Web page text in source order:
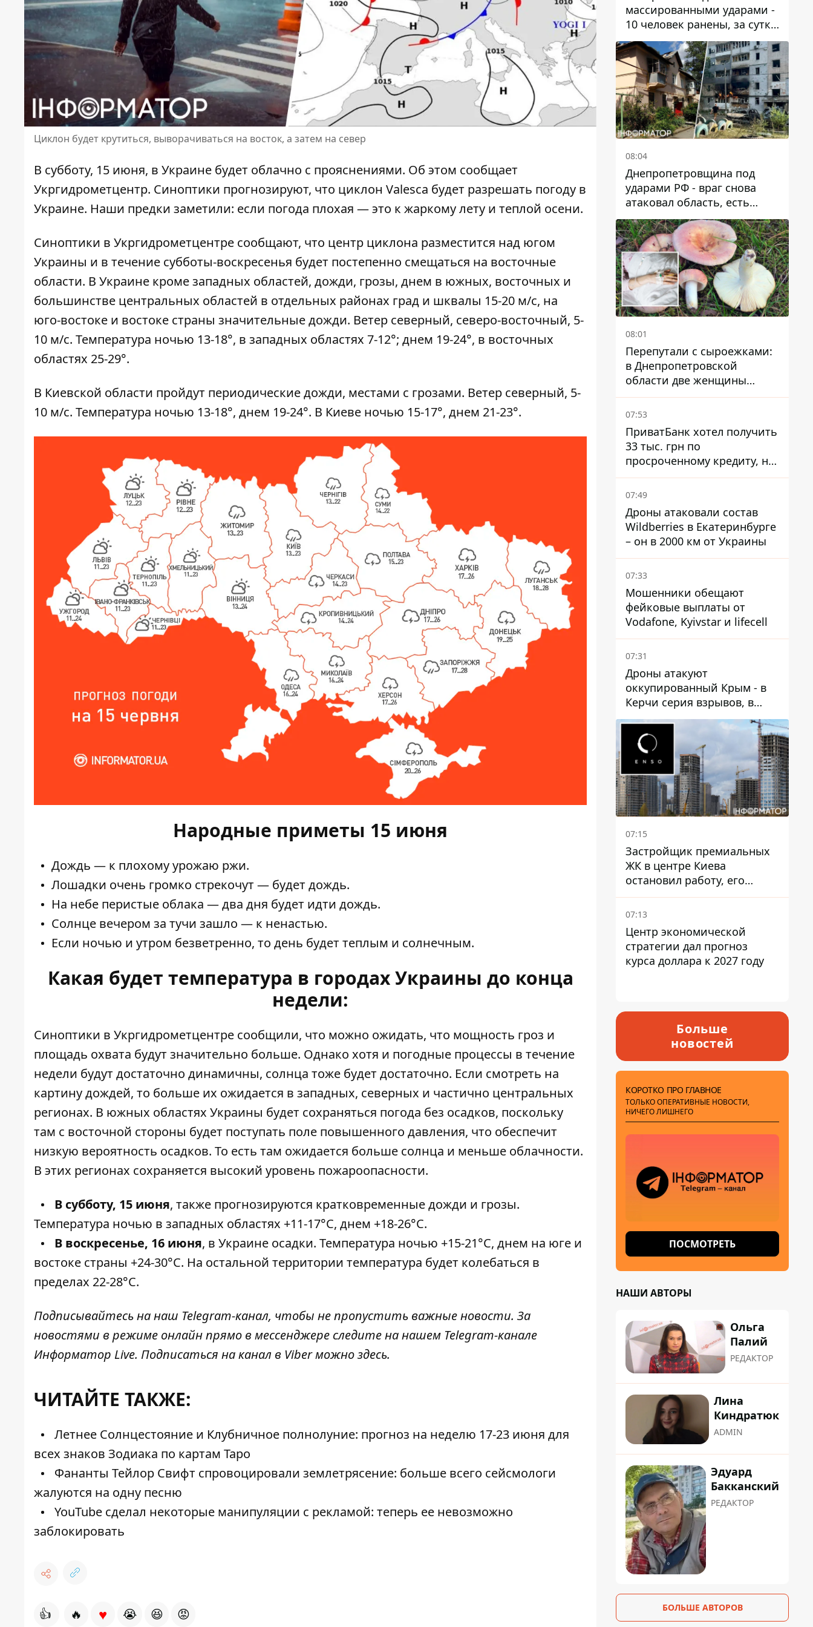
Циклон будет крутиться, выворачиваться на восток, а затем на север
В субботу, 15 июня, в Украине будет облачно с прояснениями. Об этом сообщает
Укргидрометцентр. Синоптики прогнозируют, что циклон Valesca будет разрешать погоду в
Украине. Наши предки заметили: если погода плохая — это к жаркому лету и теплой осени.
Синоптики в Укргидрометцентре сообщают, что центр циклона разместится над югом
Украины и в течение субботы-воскресенья будет постепенно смещаться на восточные
области. В Украине кроме западных областей, дожди, грозы, днем ​​в южных, восточных и
большинстве центральных областей в отдельных районах град и шквалы 15-20 м/с, на
юго-востоке и востоке страны значительные дожди. Ветер северный, северо-восточный, 5-
10 м/с. Температура ночью 13-18°, в западных областях 7-12°; днем 19-24°, в восточных
областях 25-29°.
В Киевской области пройдут периодические дожди, местами с грозами. Ветер северный, 5-
10 м/с. Температура ночью 13-18°, днем ​​19-24°. В Киеве ночью 15-17°, днем ​​21-23°.
Народные приметы 15 июня
Дождь — к плохому урожаю ржи.
Лошадки очень громко стрекочут — будет дождь.
На небе перистые облака — два дня будет идти дождь.
Солнце вечером за тучи зашло — к ненастью.
Если ночью и утром безветренно, то день будет теплым и солнечным.
Какая будет температура в городах Украины до конца
недели:
Синоптики в Укргидрометцентре сообщили, что можно ожидать, что мощность гроз и
площадь охвата будут значительно больше. Однако хотя и погодные процессы в течение
недели будут достаточно динамичны, солнца тоже будет достаточно. Если смотреть на
картину дождей, то больше их ожидается в западных, северных и частично центральных
регионах. В южных областях Украины будет сохраняться погода без осадков, поскольку
там с восточной стороны будет поступать поле повышенного давления, что обеспечит
низкую вероятность осадков. То есть там ожидается больше солнца и меньше облачности.
В этих регионах сохраняется высокий уровень пожароопасности.
В субботу, 15 июня, также прогнозируются кратковременные дожди и грозы.
Температура ночью в западных областях +11-17°C, днем ​​+18-26°C.
В воскресенье, 16 июня, в Украине осадки. Температура ночью +15-21°C, днем ​​на юге и
востоке страны +24-30°C. На остальной территории температура будет колебаться в
пределах 22-28°C.
Подписывайтесь на наш Telegram-канал, чтобы не пропустить важные новости. За
новостями в режиме онлайн прямо в мессенджере следите на нашем Telegram-канале
Информатор Live. Подписаться на канал в Viber можноздесь.
ЧИТАЙТЕ ТАКЖЕ:
Летнее Солнцестояние и Клубничное полнолуние: прогноз на неделю 17-23 июня для
всех знаков Зодиака по картам Таро
Фананты Тейлор Свифт спровоцировали землетрясение: больше всего сейсмологи
жалуются на одну песню
YouTube сделал некоторые манипуляции с рекламой: теперь ее невозможно
заблокировать
👍 🔥 ♥ 😭 😆 😡
массированными ударами -
10 человек ранены, за сутки
тысячи атак
08:04
Днепропетровщина под
ударами РФ - враг снова
атаковал область, есть
разрушения и пожары
08:01
Перепутали с сыроежками:
в Днепропетровской
области две женщины
отравились грибами
07:53
ПриватБанк хотел получить
33 тыс. грн по
просроченному кредиту, но
суд взыскал с должницы
только 22 тыс. грн
07:49
Дроны атаковали состав
Wildberries в Екатеринбурге
– он в 2000 км от Украины
07:33
Мошенники обещают
фейковые выплаты от
Vodafone, Kyivstar и lifecell
07:31
Дроны атакуют
оккупированный Крым - в
Керчи серия взрывов, в
Феодосии пожар
07:15
Застройщик премиальных
ЖК в центре Киева
остановил работу, его
руководители сбежали из
Украины - Bihus.info
07:13
Центр экономической
стратегии дал прогноз
курса доллара к 2027 году
Больше
новостей
КОРОТКО ПРО ГЛАВНОЕ
ТОЛЬКО ОПЕРАТИВНЫЕ НОВОСТИ,
НИЧЕГО ЛИШНЕГО
ПОСМОТРЕТЬ
НАШИ АВТОРЫ
Ольга
Палий
РЕДАКТОР
Лина
Киндратюк
ADMIN
Эдуард
Бакканский
РЕДАКТОР
БОЛЬШЕ АВТОРОВ